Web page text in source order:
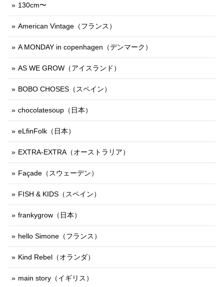
130cm〜
American Vintage（フランス）
A MONDAY in copenhagen（デンマーク）
AS WE GROW（アイスランド）
BOBO CHOSES（スペイン）
chocolatesoup（日本）
eLfinFolk（日本）
EXTRA-EXTRA（オーストラリア）
Façade（スウェーデン）
FISH & KIDS（スペイン）
frankygrow（日本）
hello Simone（フランス）
Kind Rebel（オランダ）
main story（イギリス）